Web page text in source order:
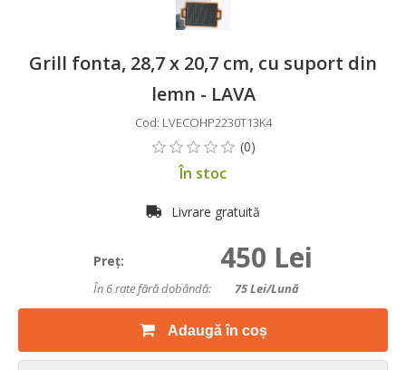
Grill fonta, 28,7 x 20,7 cm, cu suport din
lemn - LAVA
Cod: LVECOHP2230T13K4
În stoc
Livrare gratuită
Preţ: 450 Lei
În 6 rate fără dobândă: 75Lei/lună
Adaugă în coș